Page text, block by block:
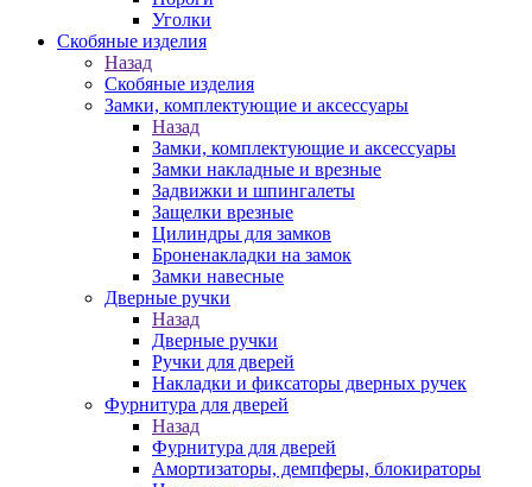
Уголки
Скобяные изделия
Назад
Скобяные изделия
Замки, комплектующие и аксессуары
Назад
Замки, комплектующие и аксессуары
Замки накладные и врезные
Задвижки и шпингалеты
Защелки врезные
Цилиндры для замков
Броненакладки на замок
Замки навесные
Дверные ручки
Назад
Дверные ручки
Ручки для дверей
Накладки и фиксаторы дверных ручек
Фурнитура для дверей
Назад
Фурнитура для дверей
Амортизаторы, демпферы, блокираторы